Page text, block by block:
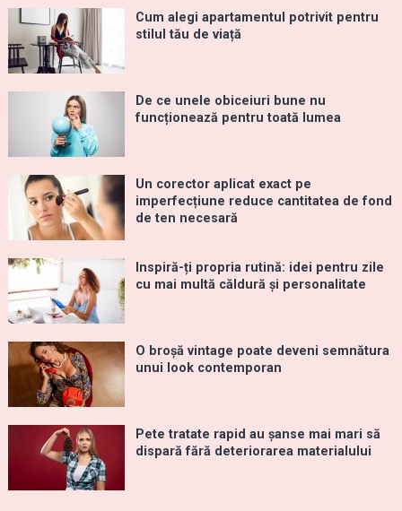
Cum alegi apartamentul potrivit pentru
stilul tău de viață
De ce unele obiceiuri bune nu
funcționează pentru toată lumea
Un corector aplicat exact pe
imperfecțiune reduce cantitatea de fond
de ten necesară
Inspiră-ți propria rutină: idei pentru zile
cu mai multă căldură și personalitate
O broșă vintage poate deveni semnătura
unui look contemporan
Pete tratate rapid au șanse mai mari să
dispară fără deteriorarea materialului